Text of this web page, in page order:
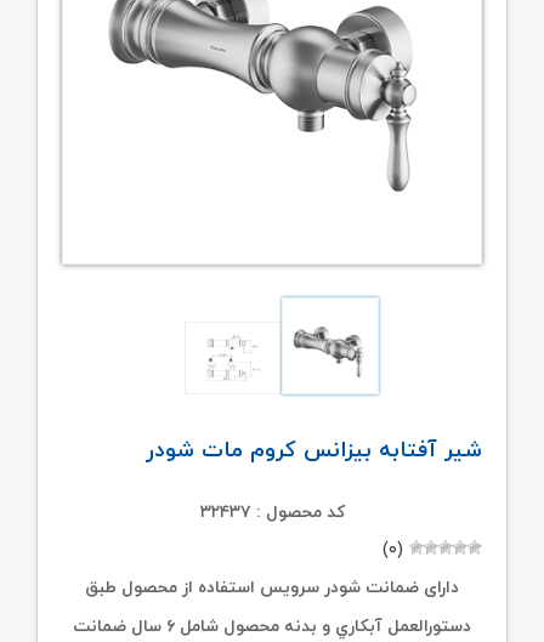
شیر آفتابه بیزانس کروم مات شودر
کد محصول : ۳۲۴۳۷
(۰)
دارای ضمانت شودر سرویس استفاده از محصول طبق
دستورالعمل آبکاري و بدنه محصول شامل ۶ سال ضمانت